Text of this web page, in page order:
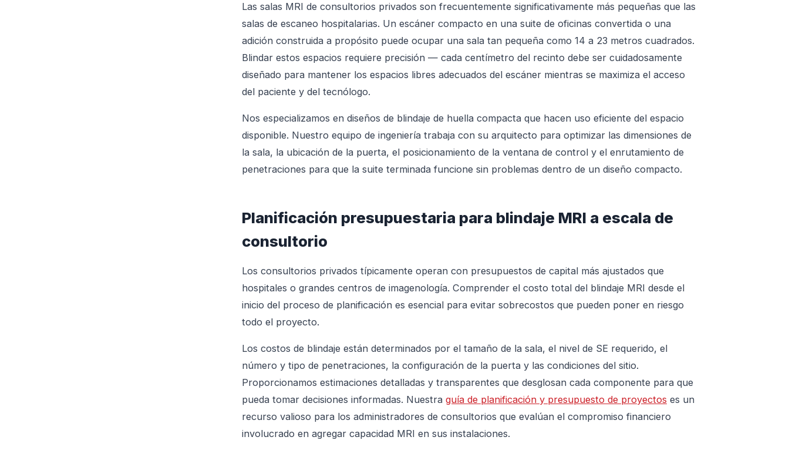
Las salas MRI de consultorios privados son frecuentemente significativamente más pequeñas que las
salas de escaneo hospitalarias. Un escáner compacto en una suite de oficinas convertida o una
adición construida a propósito puede ocupar una sala tan pequeña como 14 a 23 metros cuadrados.
Blindar estos espacios requiere precisión — cada centímetro del recinto debe ser cuidadosamente
diseñado para mantener los espacios libres adecuados del escáner mientras se maximiza el acceso
del paciente y del tecnólogo.
Nos especializamos en diseños de blindaje de huella compacta que hacen uso eficiente del espacio
disponible. Nuestro equipo de ingeniería trabaja con su arquitecto para optimizar las dimensiones de
la sala, la ubicación de la puerta, el posicionamiento de la ventana de control y el enrutamiento de
penetraciones para que la suite terminada funcione sin problemas dentro de un diseño compacto.
Planificación presupuestaria para blindaje MRI a escala de
consultorio
Los consultorios privados típicamente operan con presupuestos de capital más ajustados que
hospitales o grandes centros de imagenología. Comprender el costo total del blindaje MRI desde el
inicio del proceso de planificación es esencial para evitar sobrecostos que pueden poner en riesgo
todo el proyecto.
Los costos de blindaje están determinados por el tamaño de la sala, el nivel de SE requerido, el
número y tipo de penetraciones, la configuración de la puerta y las condiciones del sitio.
Proporcionamos estimaciones detalladas y transparentes que desglosan cada componente para que
pueda tomar decisiones informadas. Nuestra guía de planificación y presupuesto de proyectos es un
recurso valioso para los administradores de consultorios que evalúan el compromiso financiero
involucrado en agregar capacidad MRI en sus instalaciones.